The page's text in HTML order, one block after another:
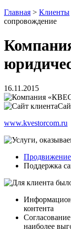
Главная > Клиенты
сопровождение
16.11.2015
www.kvestorcom.ru
Продвижение
Поддержка
контента
наиболее